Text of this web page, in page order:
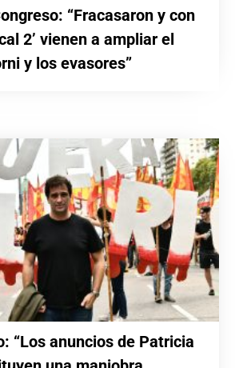
“Fracasaron y con
2’ vienen a ampliar el
y los evasores”
“Los anuncios de Patricia